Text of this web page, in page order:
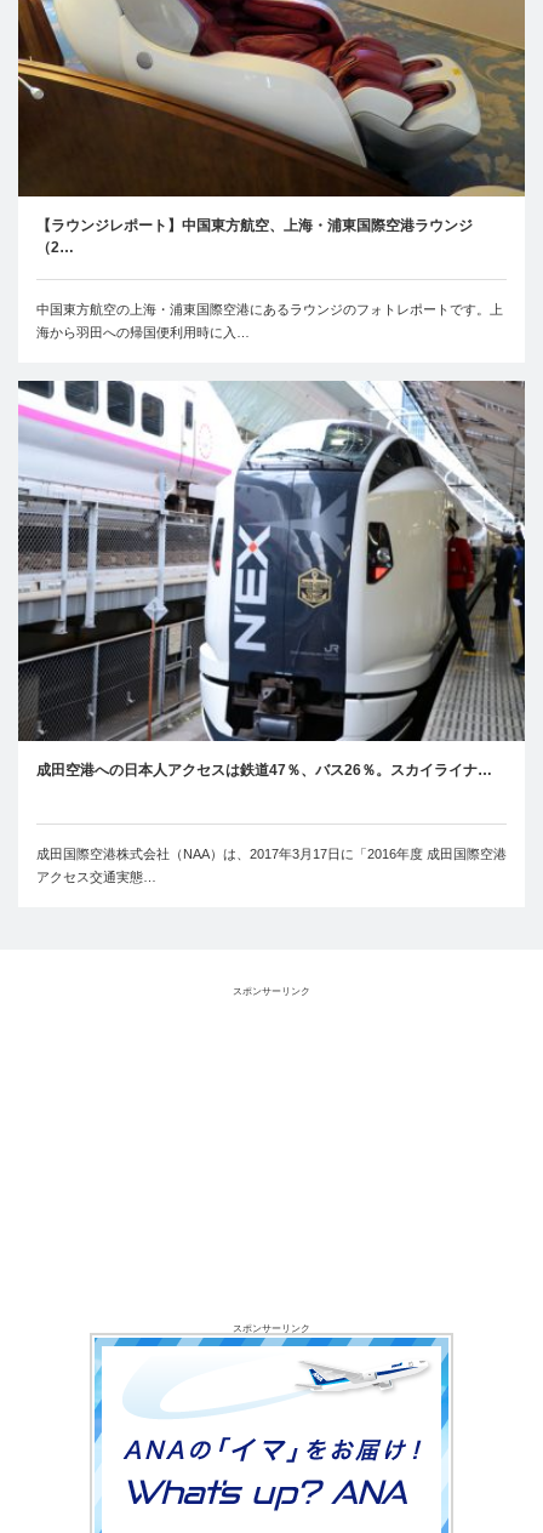
【ラウンジレポート】中国東方航空、上海・浦東国際空港ラウンジ
（2…
中国東方航空の上海・浦東国際空港にあるラウンジのフォトレポートです。上
海から羽田への帰国便利用時に入…
成田空港への日本人アクセスは鉄道47％、バス26％。スカイライナ…
成田国際空港株式会社（NAA）は、2017年3月17日に「2016年度 成田国際空港
アクセス交通実態…
スポンサーリンク
スポンサーリンク